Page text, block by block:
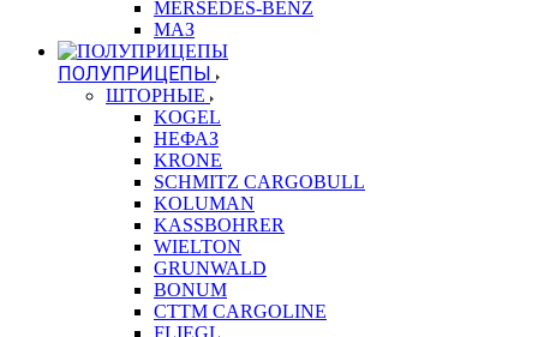
MERSEDES-BENZ
МАЗ
ПОЛУПРИЦЕПЫ
ШТОРНЫЕ
KOGEL
НЕФАЗ
KRONE
SCHMITZ CARGOBULL
KOLUMAN
KASSBOHRER
WIELTON
GRUNWALD
BONUM
CTTM CARGOLINE
FLIEGL